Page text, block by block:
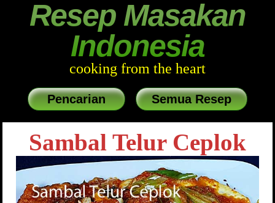
Resep Masakan
Indonesia
cooking from the heart
Pencarian Semua Resep
Sambal Telur Ceplok